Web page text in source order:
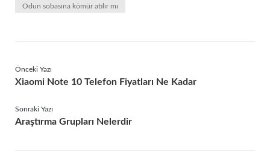
Odun sobasına kömür atılır mı
Önceki Yazı
Xiaomi Note 10 Telefon Fiyatları Ne Kadar
Sonraki Yazı
Araştırma Grupları Nelerdir